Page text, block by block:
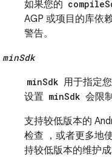
如果您的
AGP 或项目的库依
警告。
minSdk
minSdk 用于指定
设置 minSdk 会限
支持较低版本的
检查 ，或者更多地
持较低版本的维护